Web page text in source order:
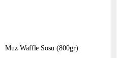
Muz Waffle Sosu (800gr)